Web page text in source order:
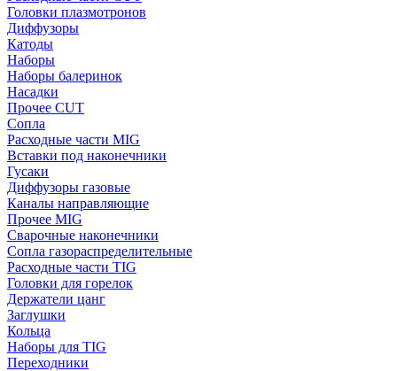
Головки плазмотронов
Диффузоры
Катоды
Наборы
Наборы балеринок
Насадки
Прочее CUT
Сопла
Расходные части MIG
Вставки под наконечники
Гусаки
Диффузоры газовые
Каналы направляющие
Прочее MIG
Сварочные наконечники
Сопла газораспределительные
Расходные части TIG
Головки для горелок
Держатели цанг
Заглушки
Кольца
Наборы для TIG
Переходники